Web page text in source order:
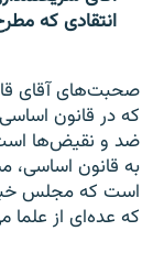
انتقادی که
صحبت‌های آقای
که در قانون
ضد و نقیض‌ها
به قانون اساسی،
است که مجلس
که عده‌ای از علما